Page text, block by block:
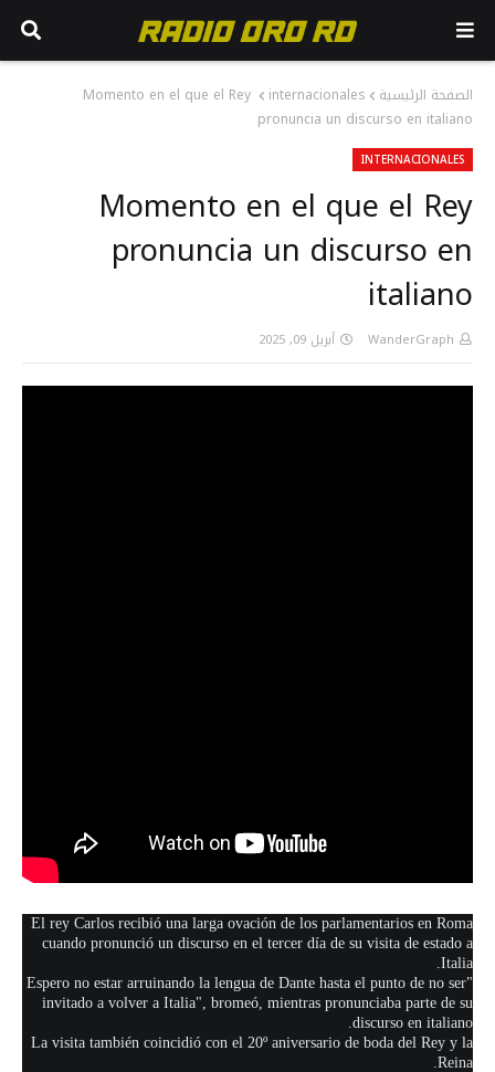
الصفحة الرئيسية internacionales
Momento en el que el Rey
pronuncia un discurso en italiano
INTERNACIONALES
Momento en el que el Rey
pronuncia un discurso en
italiano
WanderGraph أبريل 09, 2025
El rey Carlos recibió una larga ovación de los parlamentarios en Roma
cuando pronunció un discurso en el tercer día de su visita de estado a
Italia.
"Espero no estar arruinando la lengua de Dante hasta el punto de no ser
invitado a volver a Italia", bromeó, mientras pronunciaba parte de su
discurso en italiano.
La visita también coincidió con el 20º aniversario de boda del Rey y la
Reina.